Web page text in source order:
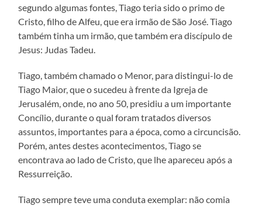
segundo algumas fontes, Tiago teria sido o primo de
Cristo, filho de Alfeu, que era irmão de São José. Tiago
também tinha um irmão, que também era discípulo de
Jesus: Judas Tadeu.
Tiago, também chamado o Menor, para distingui-lo de
Tiago Maior, que o sucedeu à frente da Igreja de
Jerusalém, onde, no ano 50, presidiu a um importante
Concílio, durante o qual foram tratados diversos
assuntos, importantes para a época, como a circuncisão.
Porém, antes destes acontecimentos, Tiago se
encontrava ao lado de Cristo, que lhe apareceu após a
Ressurreição.
Tiago sempre teve uma conduta exemplar: não comia